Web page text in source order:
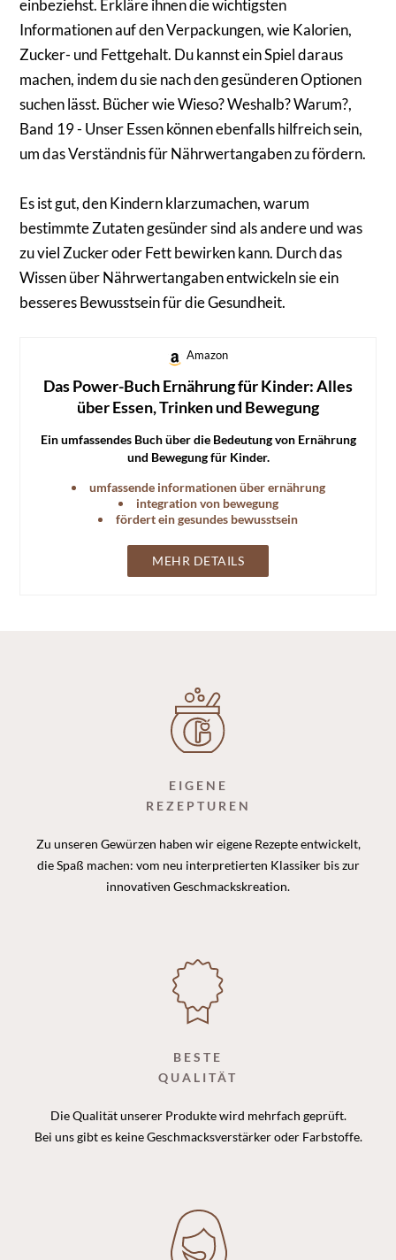
einbeziehst. Erkläre ihnen die wichtigsten
Informationen auf den Verpackungen, wie Kalorien,
Zucker- und Fettgehalt. Du kannst ein Spiel daraus
machen, indem du sie nach den gesünderen Optionen
suchen lässt. Bücher wie Wieso? Weshalb? Warum?,
Band 19 - Unser Essen können ebenfalls hilfreich sein,
um das Verständnis für Nährwertangaben zu fördern.
Es ist gut, den Kindern klarzumachen, warum
bestimmte Zutaten gesünder sind als andere und was
zu viel Zucker oder Fett bewirken kann. Durch das
Wissen über Nährwertangaben entwickeln sie ein
besseres Bewusstsein für die Gesundheit.
Amazon
Das Power-Buch Ernährung für Kinder: Alles
über Essen, Trinken und Bewegung
Ein umfassendes Buch über die Bedeutung von Ernährung
und Bewegung für Kinder.
umfassende informationen über ernährung
integration von bewegung
fördert ein gesundes bewusstsein
MEHR DETAILS
EIGENE
REZEPTUREN
Zu unseren Gewürzen haben wir eigene Rezepte entwickelt,
die Spaß machen: vom neu interpretierten Klassiker bis zur
innovativen Geschmackskreation.
BESTE
QUALITÄT
Die Qualität unserer Produkte wird mehrfach geprüft.
Bei uns gibt es keine Geschmacksverstärker oder Farbstoffe.